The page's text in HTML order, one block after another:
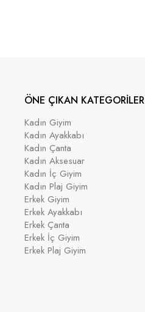
ÖNE ÇIKAN KATEGORİLER
Kadın Giyim
Kadın Ayakkabı
Kadın Çanta
Kadın Aksesuar
Kadın İç Giyim
Kadın Plaj Giyim
Erkek Giyim
Erkek Ayakkabı
Erkek Çanta
Erkek İç Giyim
Erkek Plaj Giyim